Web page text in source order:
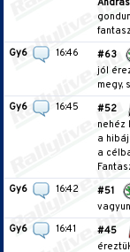
András
Gy6
16:46 #63
jól
megy,
Gy6
16:45 #52
nehéz
a
a
Gy6
16:42 #51
Gy6
16:41 #45